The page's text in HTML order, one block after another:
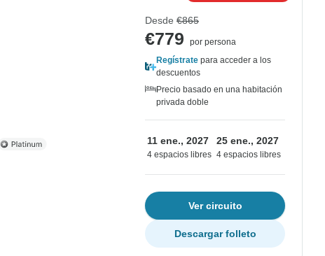
Desde €865
€779
por persona
Regístrate para acceder a los
descuentos
Precio basado en una habitación
privada doble
11 ene., 2027
4 espacios libres
25 ene., 2027
4 espacios libres
Ver circuito
Descargar folleto